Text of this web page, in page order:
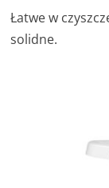
Łatwe w
solidne.